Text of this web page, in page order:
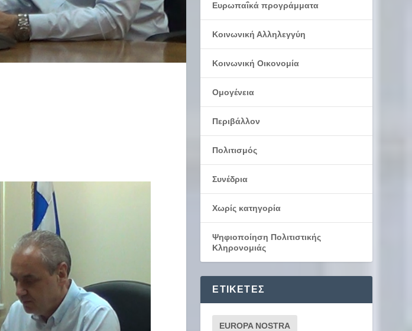
Ευρωπαΐκά προγράμματα
Κοινωνική Αλληλεγγύη
Κοινωνική Οικονομία
Ομογένεια
Περιβάλλον
Πολιτισμός
Συνέδρια
Χωρίς κατηγορία
Ψηφιοποίηση Πολιτιστικής
Κληρονομιάς
ΕΤΙΚΈΤΕΣ
EUROPA NOSTRA